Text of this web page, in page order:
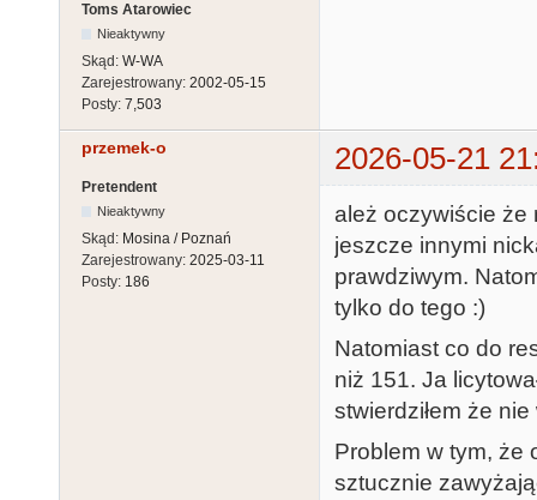
Toms Atarowiec
Nieaktywny
Skąd: W-WA
Zarejestrowany: 2002-05-15
Posty: 7,503
przemek-o 2026-05-21
Pretendent
Nieaktywny
Skąd: Mosina / Poznań
Zarejestrowany: 2025-03-11
Posty: 186
ależ oczywiście że
jeszcze innymi
prawdziwym.
tylko do tego :)
Natomiast co do
niż 151. Ja
stwierdziłem że nie
Problem w tym, że
sztucznie